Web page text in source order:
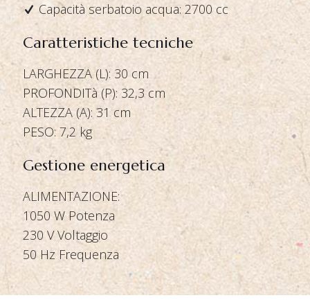
Capacità serbatoio acqua: 2700 cc
Caratteristiche tecniche
LARGHEZZA (L): 30 cm
PROFONDITà (P): 32,3 cm
ALTEZZA (A): 31 cm
PESO: 7,2 kg
Gestione energetica
ALIMENTAZIONE:
1050 W Potenza
230 V Voltaggio
50 Hz Frequenza